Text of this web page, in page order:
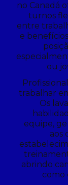
no Canadá
turnos
entre
e
ou
trabalhar
Os
equipe,
aos
abrindo
como